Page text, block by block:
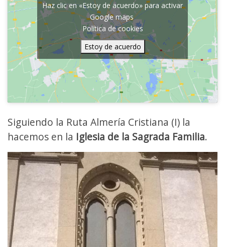
Haz clic en «Estoy de acuerdo» para activar
Google maps
Política de cookies
Estoy de acuerdo
Siguiendo la Ruta Almería Cristiana (I) la
hacemos en la Iglesia de la Sagrada Familia.